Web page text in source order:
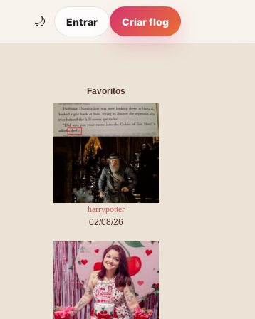
🌙 Entrar Criar flog
Favoritos
harrypotter
02/08/26